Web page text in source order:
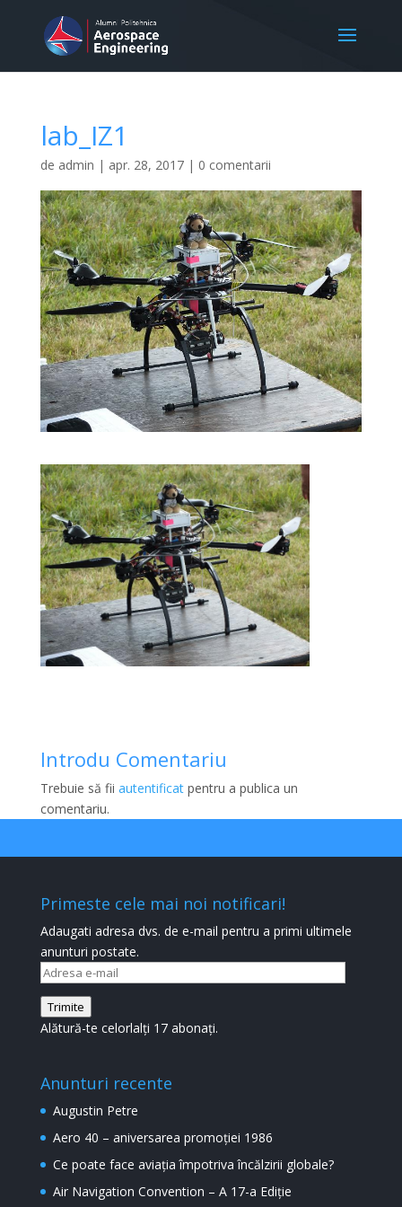
lab_IZ1
de admin | apr. 28, 2017| 0 comentarii
Introdu Comentariu
Trebuie să fii autentificatpentru a publica un
comentariu.
Primeste cele mai noi notificari!
Adaugati adresa dvs. de e-mail pentru a primi ultimele
anunturi postate.
Adresa
mail
Trimite
Alătură-te celorlalți 17 abonați.
Anunturi recente
Augustin Petre
Aero 40 – aniversarea promoției 1986
Ce poate face aviația împotriva încălzirii globale?
Air Navigation Convention – A 17-a Ediție